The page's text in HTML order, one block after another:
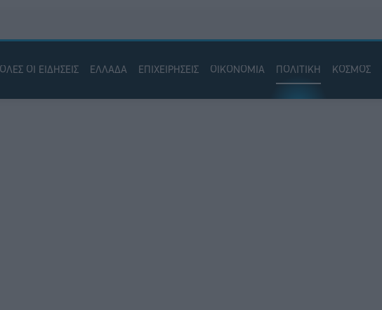
ΟΛΕΣ ΟΙ ΕΙΔΗΣΕΙΣ ΕΛΛΑΔΑ ΕΠΙΧΕΙΡΗΣΕΙΣ ΟΙΚΟΝΟΜΙΑ ΠΟΛΙΤΙΚΗ ΚΟΣΜΟΣ